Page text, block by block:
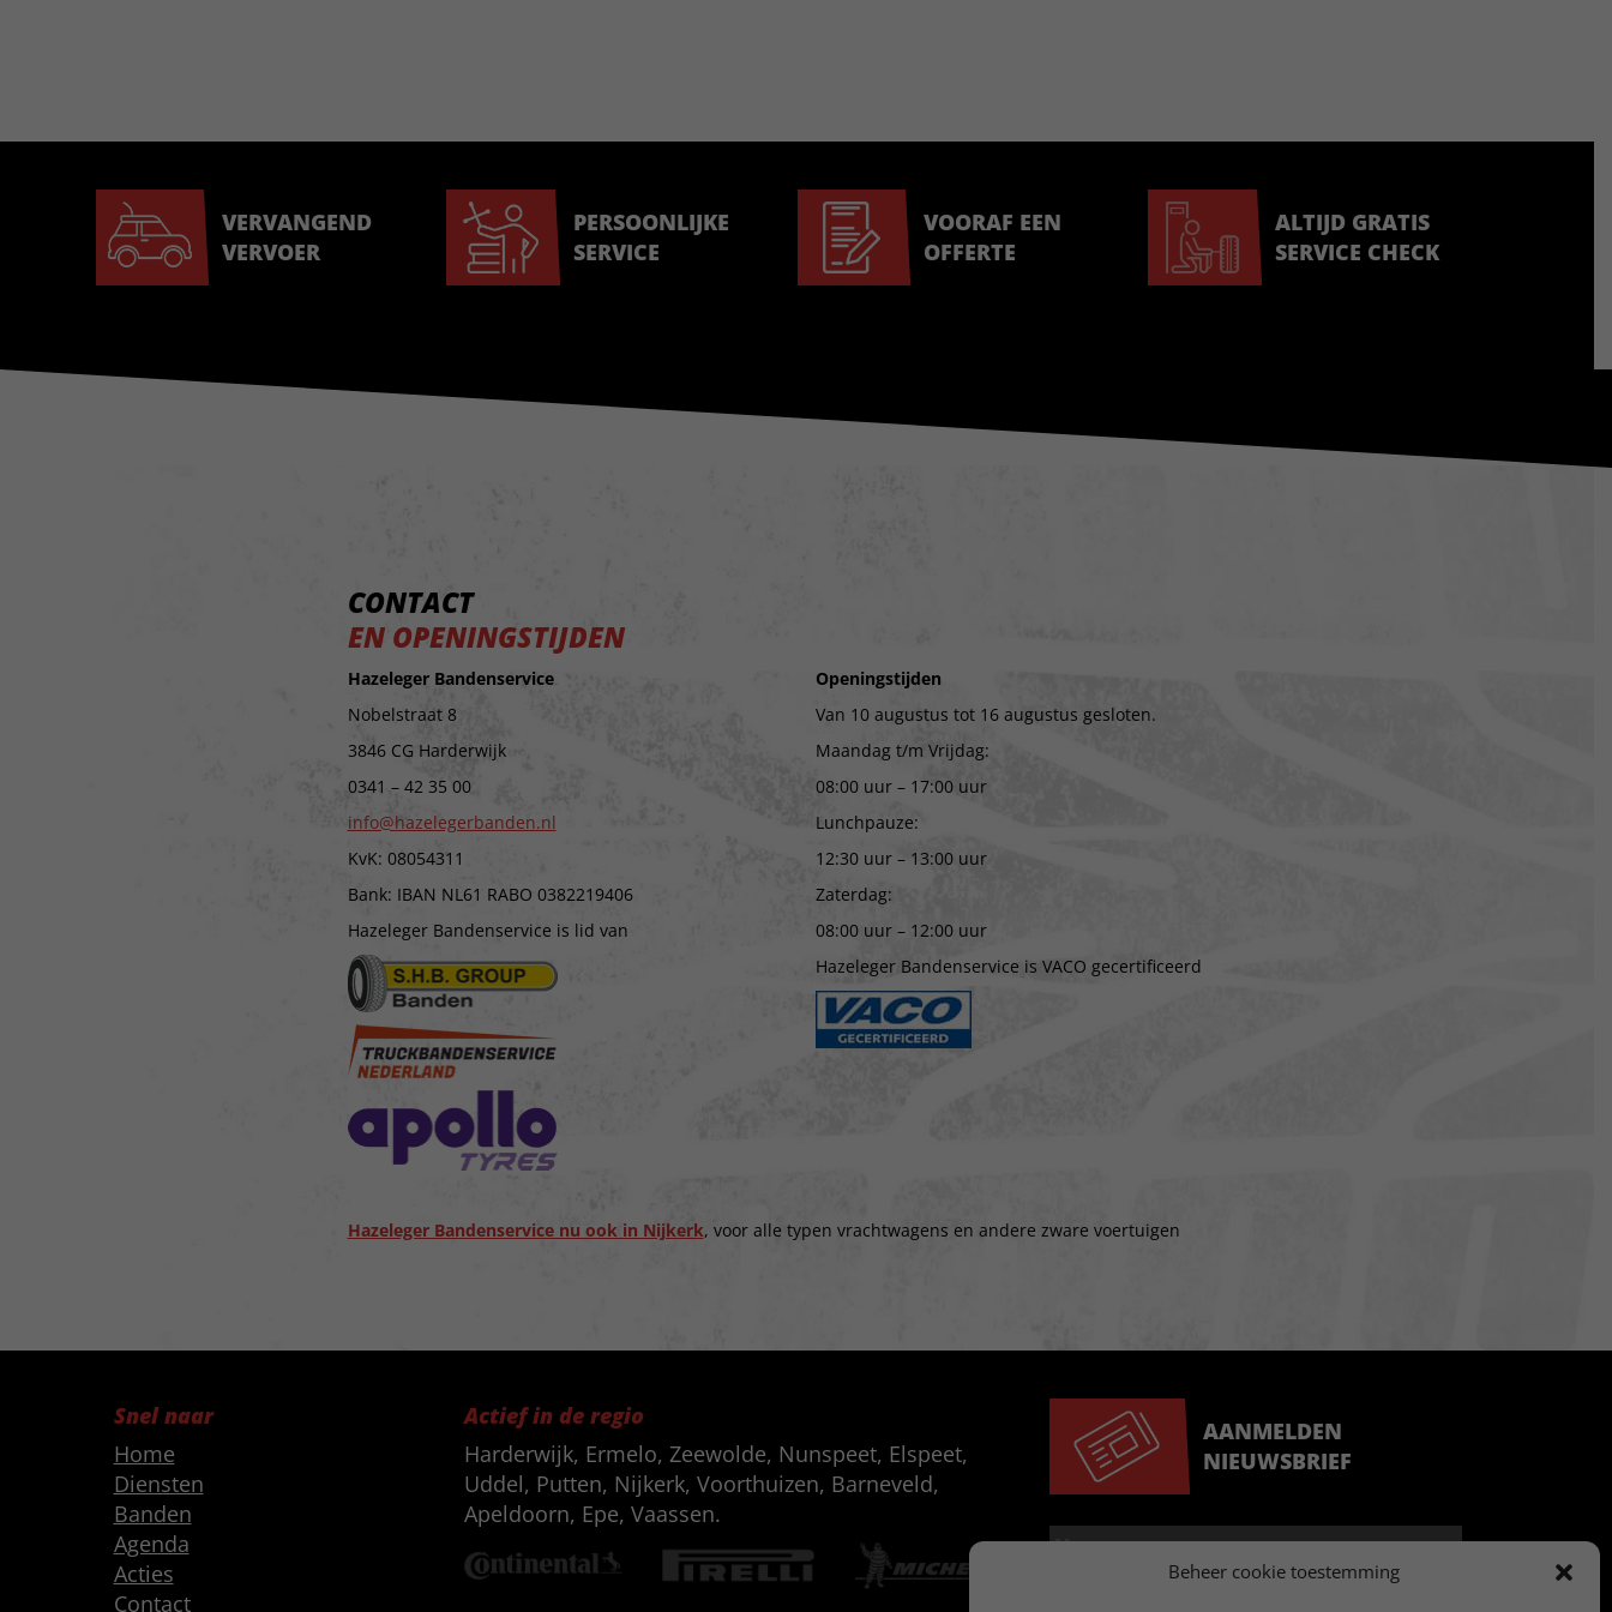
Beheer cookie toestemming
VERVANGEND
VERVOER
PERSOONLIJKE
SERVICE
VOORAF EEN
OFFERTE
ALTIJD GRATIS
SERVICE CHECK
CONTACT
EN OPENINGSTIJDEN
Hazeleger Bandenservice
Nobelstraat 8
3846 CG Harderwijk
0341 – 42 35 00
info@hazelegerbanden.nl
KvK: 08054311
Bank: IBAN NL61 RABO 0382219406
Hazeleger Bandenservice is lid van
Openingstijden
Van 10 augustus tot 16 augustus gesloten.
Maandag t/m Vrijdag:
08:00 uur – 17:00 uur
Lunchpauze:
12:30 uur – 13:00 uur
Zaterdag:
08:00 uur – 12:00 uur
Hazeleger Bandenservice is VACO gecertificeerd
Hazeleger Bandenservice nu ook in Nijkerk, voor alle typen vrachtwagens en andere zware voertuigen
Snel naar
Home
Diensten
Banden
Agenda
Acties
Contact
Actief in de regio
Harderwijk, Ermelo, Zeewolde, Nunspeet, Elspeet,
Uddel, Putten, Nijkerk, Voorthuizen, Barneveld,
Apeldoorn, Epe, Vaassen.
AANMELDEN
NIEUWSBRIEF